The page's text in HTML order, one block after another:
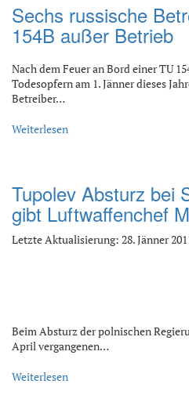
Sechs russische
154B außer Betrieb
Nach dem Feuer an Bord einer TU
Todesopfern am 1. Jänner dieses
Betreiber…
Weiterlesen
Tupolev Absturz bei
gibt Luftwaffenchef
Letzte Aktualisierung: 28. Jänner
Beim Absturz der polnischen
April vergangenen…
Weiterlesen